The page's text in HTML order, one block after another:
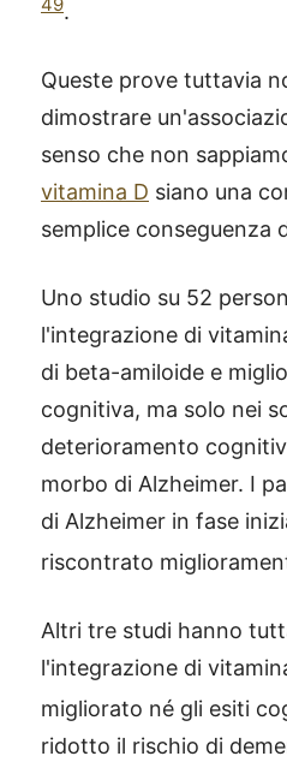
.
Queste prove tuttavia
dimostrare
senso che non
vitamina D siano una
semplice conseguenza
Uno studio su 52
l'integrazione di
di beta-amiloide e
cognitiva, ma solo nei
deterioramento
morbo di Alzheimer. I
di Alzheimer in fase
riscontrato
Altri tre studi hanno
l'integrazione di
migliorato né gli esiti
ridotto il rischio di